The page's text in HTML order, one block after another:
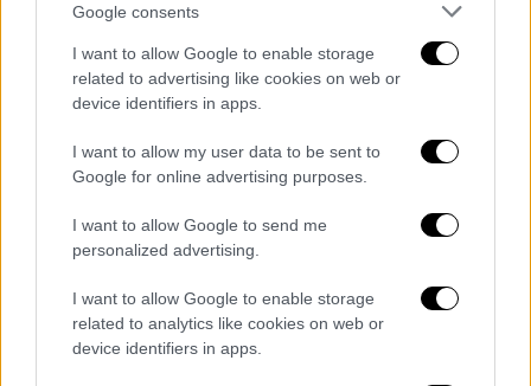
Google consents
I want to allow Google to enable storage
related to advertising like cookies on web or
device identifiers in apps.
I want to allow my user data to be sent to
Google for online advertising purposes.
I want to allow Google to send me
personalized advertising.
I want to allow Google to enable storage
related to analytics like cookies on web or
device identifiers in apps.
Σινεμά|01.12.2021 01:30
Εξυμνούν την ερμηνεία του Ρόμπερτ
Πάτινσον στον Batman: «Η
μεταμόρφωσή του είναι
εξωπραγματική»
Η Ζόι Κράβιτζ επικρότησε την ερμηνεία του
συμπρωταγωνιστή της Ρόμπερτ Πάτινσον
ως Batman δηλώνοντας ότι ο Άγγλος
ηθοποιός είναι «τέλειος για τον ρόλο»